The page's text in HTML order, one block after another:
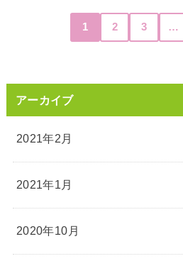
1 2 3 …
アーカイブ
2021年2月
2021年1月
2020年10月